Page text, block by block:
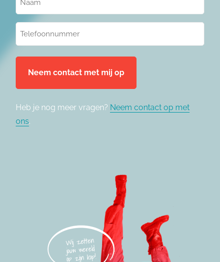
Heb je nog meer vragen? Neem contact op met
ons.